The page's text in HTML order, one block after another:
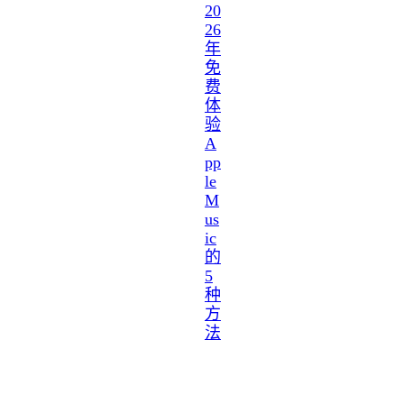
20
26
年
免
费
体
验
A
pp
le
M
us
ic
的
5
种
方
法